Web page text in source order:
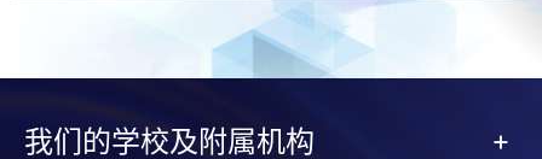
我们的学校及附属机构